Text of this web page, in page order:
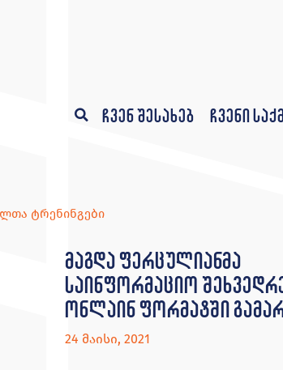
ჩვენ შესახებ ჩვენი
ტრენინგები
მაგდა ფერცულიანმა
საინფორმაციო
ონლაინ ფორმატში
24 მაისი, 2021